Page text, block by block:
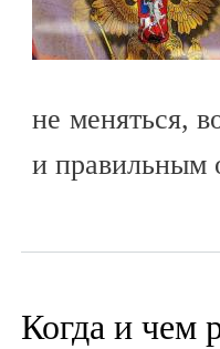
не меняться,
и правильным
Когда и чем